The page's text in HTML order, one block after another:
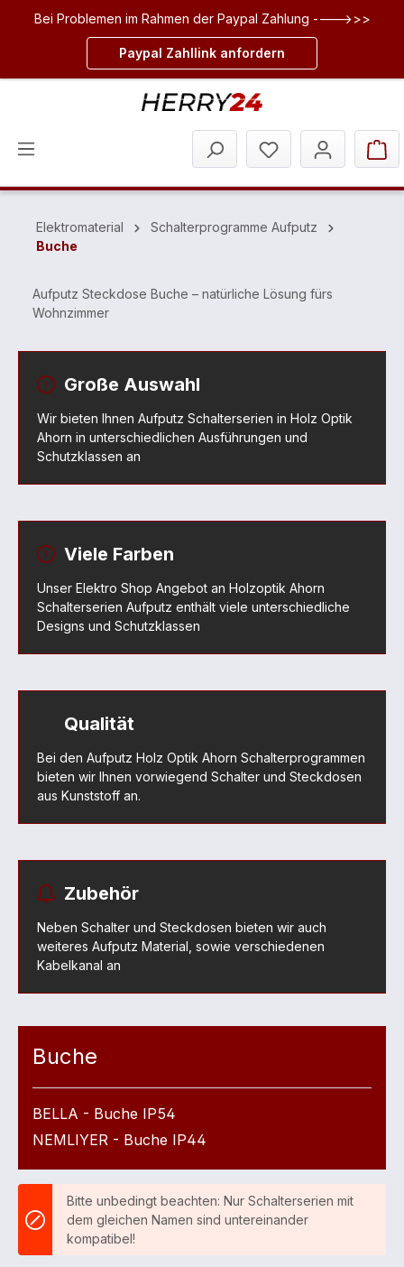
springen
Bei Problemen im Rahmen der Paypal Zahlung ---->>>
Paypal Zahllink anfordern
Elektromaterial
Schalterprogramme Aufputz
Buche
Aufputz Steckdose Buche – natürliche Lösung fürs
Wohnzimmer
Große Auswahl
Wir bieten Ihnen Aufputz Schalterserien in Holz Optik
Ahorn in unterschiedlichen Ausführungen und
Schutzklassen an
Viele Farben
Unser Elektro Shop Angebot an Holzoptik Ahorn
Schalterserien Aufputz enthält viele unterschiedliche
Designs und Schutzklassen
Qualität
Bei den Aufputz Holz Optik Ahorn Schalterprogrammen
bieten wir Ihnen vorwiegend Schalter und Steckdosen
aus Kunststoff an.
Zubehör
Neben Schalter und Steckdosen bieten wir auch
weiteres Aufputz Material, sowie verschiedenen
Kabelkanal an
Buche
BELLA - Buche IP54
NEMLIYER - Buche IP44
Bitte unbedingt beachten: Nur Schalterserien mit
dem gleichen Namen sind untereinander
kompatibel!